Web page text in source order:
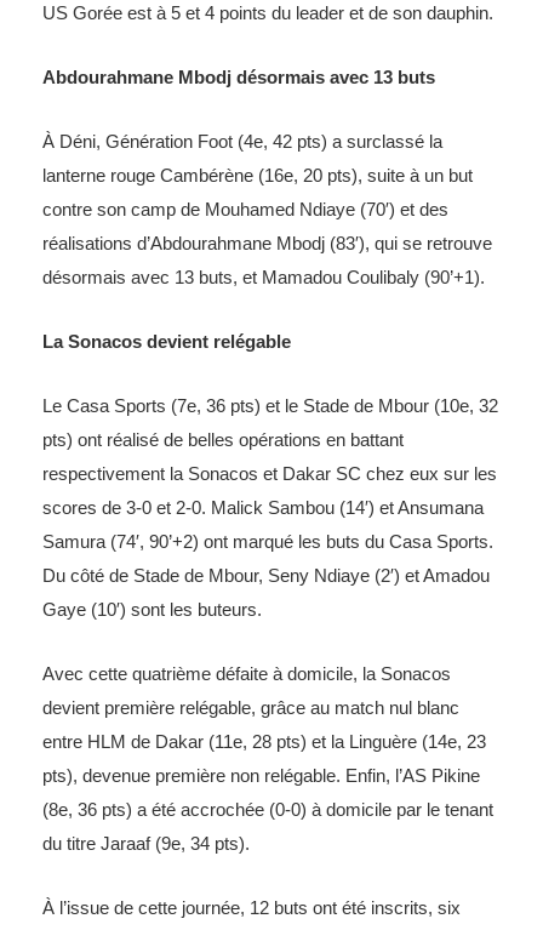
US Gorée est à 5 et 4 points du leader et de son dauphin.
Abdourahmane Mbodj désormais avec 13 buts
À Déni, Génération Foot (4e, 42 pts) a surclassé la
lanterne rouge Cambérène (16e, 20 pts), suite à un but
contre son camp de Mouhamed Ndiaye (70′) et des
réalisations d’Abdourahmane Mbodj (83′), qui se retrouve
désormais avec 13 buts, et Mamadou Coulibaly (90’+1).
La Sonacos devient relégable
Le Casa Sports (7e, 36 pts) et le Stade de Mbour (10e, 32
pts) ont réalisé de belles opérations en battant
respectivement la Sonacos et Dakar SC chez eux sur les
scores de 3-0 et 2-0. Malick Sambou (14′) et Ansumana
Samura (74′, 90’+2) ont marqué les buts du Casa Sports.
Du côté de Stade de Mbour, Seny Ndiaye (2′) et Amadou
Gaye (10′) sont les buteurs.
Avec cette quatrième défaite à domicile, la Sonacos
devient première relégable, grâce au match nul blanc
entre HLM de Dakar (11e, 28 pts) et la Linguère (14e, 23
pts), devenue première non relégable. Enfin, l’AS Pikine
(8e, 36 pts) a été accrochée (0-0) à domicile par le tenant
du titre Jaraaf (9e, 34 pts).
À l’issue de cette journée, 12 buts ont été inscrits, six